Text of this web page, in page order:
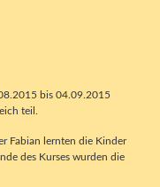
bis 04.09.2015
teil.
Fabian lernten die Kinder
des Kurses wurden die